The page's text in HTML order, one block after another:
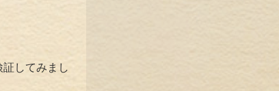
してみまし